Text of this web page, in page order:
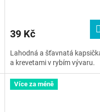
39 Kč
Lahodná a šťavnatá
a krevetami v rybím vývaru.
Více za méně